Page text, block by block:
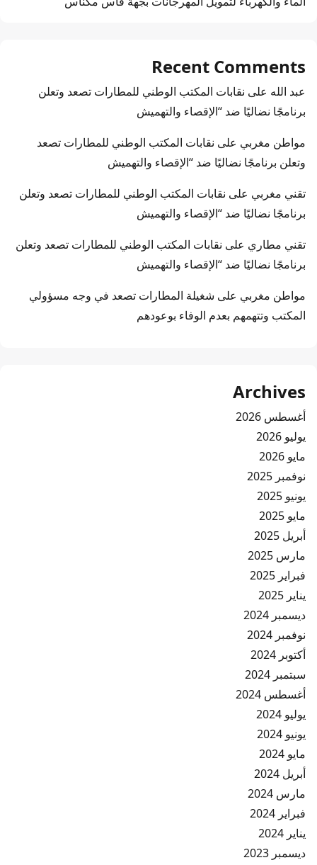
Recent Comments
عبد الله على نقابات المكتب الوطني للمطارات تصعد وتعلن
برنامجًا نضاليًا ضد “الإقصاء والتهميش
مواطن مغربي على نقابات المكتب الوطني للمطارات تصعد
وتعلن برنامجًا نضاليًا ضد “الإقصاء والتهميش
تقني مغربي على نقابات المكتب الوطني للمطارات تصعد وتعلن
برنامجًا نضاليًا ضد “الإقصاء والتهميش
تقني مطاري على نقابات المكتب الوطني للمطارات تصعد وتعلن
برنامجًا نضاليًا ضد “الإقصاء والتهميش
مواطن مغربي على شغيلة المطارات تصعد في وجه مسؤولي
المكتب وتتهمهم بعدم الوفاء بوعودهم
Archives
أغسطس 2026
يوليو 2026
مايو 2026
نوفمبر 2025
يونيو 2025
مايو 2025
أبريل 2025
مارس 2025
فبراير 2025
يناير 2025
ديسمبر 2024
نوفمبر 2024
أكتوبر 2024
سبتمبر 2024
أغسطس 2024
يوليو 2024
يونيو 2024
مايو 2024
أبريل 2024
مارس 2024
فبراير 2024
يناير 2024
ديسمبر 2023